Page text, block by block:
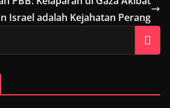
Israel adalah Kejahatan Perang